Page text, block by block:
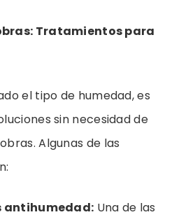
Tratamientos para
el tipo de humedad, es
sin necesidad de
Algunas de las
antihumedad: Una de las